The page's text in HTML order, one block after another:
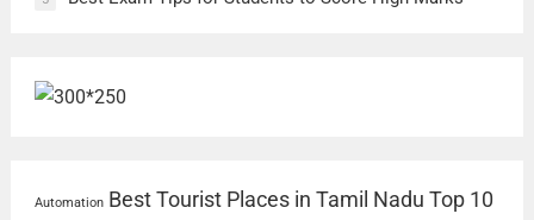
Automation Best Tourist Places in Tamil Nadu Top 10